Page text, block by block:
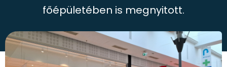
főépületében is megnyitott.